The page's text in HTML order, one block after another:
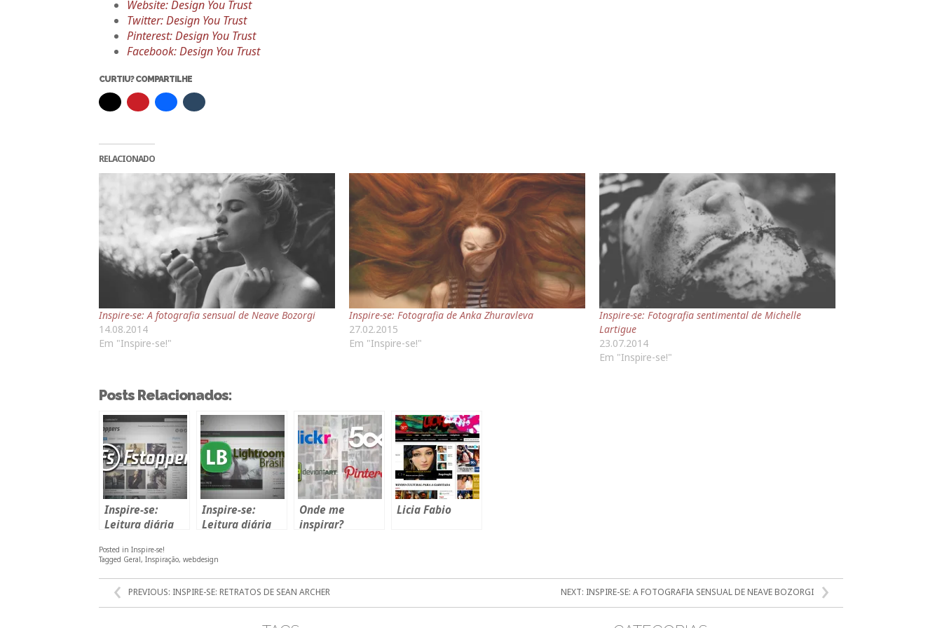
Website: Design You Trust
Twitter: Design You Trust
Pinterest: Design You Trust
Facebook: Design You Trust
CURTIU? COMPARTILHE
RELACIONADO
Inspire-se: A fotografia sensual de Neave Bozorgi
14.08.2014
Em "Inspire-se!"
Inspire-se: Fotografia de Anka Zhuravleva
27.02.2015
Em "Inspire-se!"
Inspire-se: Fotografia sentimental de Michelle
Lartigue
23.07.2014
Em "Inspire-se!"
Posts Relacionados:
Inspire-se:
Leitura diária
Inspire-se:
Leitura diária
Brasil
Onde me
inspirar?
Licia Fabio
Posted in Inspire-se!
Tagged Geral, Inspiração, webdesign
POST
PREVIOUS: INSPIRE-SE: RETRATOS DE SEAN ARCHER NEXT: INSPIRE-SE: A FOTOGRAFIA SENSUAL DE NEAVE BOZORGI